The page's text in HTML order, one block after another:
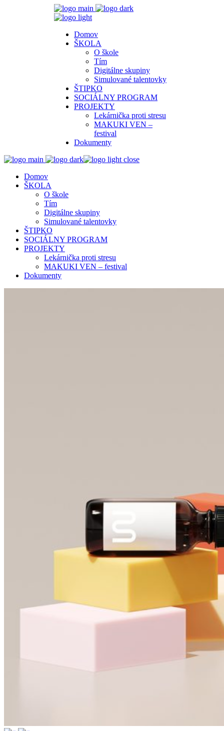
Domov
ŠKOLA
O škole
Tím
Digitálne skupiny
Simulované talentovky
ŠTIPKO
SOCIÁLNY PROGRAM
PROJEKTY
Lekárnička proti stresu
MAKUKI VEN –
festival
Dokumenty
close
Domov
ŠKOLA
O škole
Tím
Digitálne skupiny
Simulované talentovky
ŠTIPKO
SOCIÁLNY PROGRAM
PROJEKTY
Lekárnička proti stresu
MAKUKI VEN – festival
Dokumenty